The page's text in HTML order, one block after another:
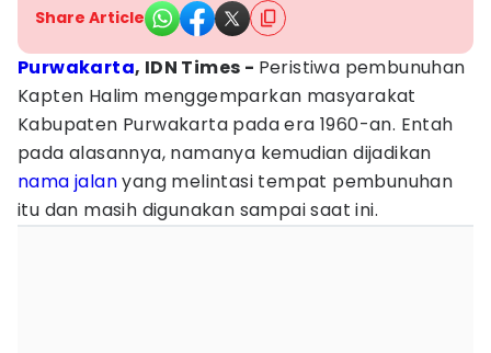
Share Article
Purwakarta, IDN Times - Peristiwa pembunuhan
Kapten Halim menggemparkan masyarakat
Kabupaten Purwakarta pada era 1960-an. Entah
pada alasannya, namanya kemudian dijadikan
nama jalanyang melintasi tempat pembunuhan
itu dan masih digunakan sampai saat ini.